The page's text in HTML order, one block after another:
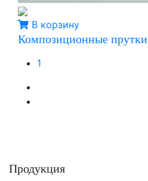
В корзину
Композиционные прутки
1
Продукция